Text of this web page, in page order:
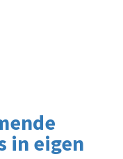
in eigen